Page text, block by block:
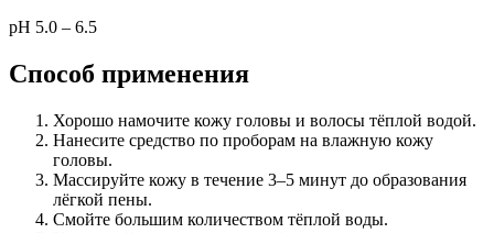
pH 5.0 – 6.5
Способ применения
Хорошо намочите кожу головы и волосы тёплой водой.
Нанесите средство по проборам на влажную кожу
головы.
Массируйте кожу в течение 3–5 минут до образования
лёгкой пены.
Смойте большим количеством тёплой воды.